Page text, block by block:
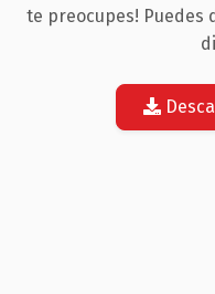
te preocupes! Puedes